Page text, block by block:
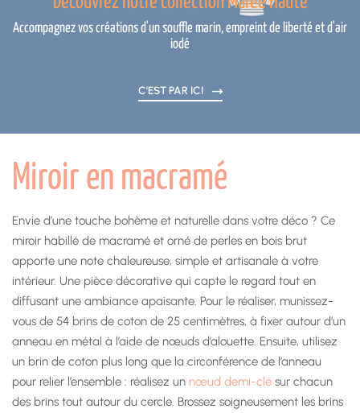
Accompagnez vos créations d'un souffle marin, empreint de liberté et d'air
iodé
C'EST PAR ICI
Miroir en macramé
Envie d’une touche bohème et naturelle dans votre déco ? Ce
miroir habillé de macramé et orné de perles en bois brut
apporte une note chaleureuse, simple et artisanale à votre
intérieur. Une pièce décorative qui capte le regard tout en
diffusant une ambiance apaisante. Pour le réaliser, munissez-
vous de 54 brins de coton de 25 centimètres, à fixer autour d’un
anneau en métal à l’aide de nœuds d’alouette. Ensuite, utilisez
un brin de coton plus long que la circonférence de l’anneau
pour relier l’ensemble : réalisez un nœud demi-clé sur chacun
des brins tout autour du cercle. Brossez soigneusement les brins